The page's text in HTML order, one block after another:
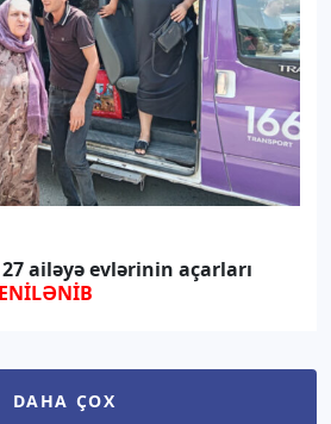
ailəyə evlərinin açarları
DAHA ÇOX